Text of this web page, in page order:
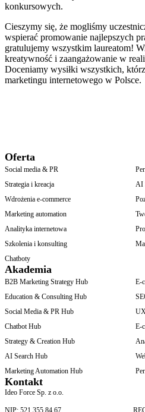
konkursowych.
Cieszymy się, że mogliśmy
wspierać promowanie najlepszych
gratulujemy wszystkim laureatom!
kreatywność i zaangażowanie w
Doceniamy wysiłki wszystkich,
marketingu internetowego w Polsce.
Oferta
Social media & PR
Strategia i kreacja
AI
Wdrożenia e-commerce
Marketing automation
Analityka internetowa
Szkolenia i konsulting
Chatboty
Akademia
B2B Marketing Strategy Hub
E-
Education & Consulting Hub
Social Media & PR Hub
Chatbot Hub
E-
Strategy & Creation Hub
AI Search Hub
Marketing Automation Hub
Kontakt
Ideo Force Sp. z o.o.